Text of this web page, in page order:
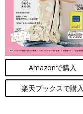
Amazonで購入
楽天ブックスで購入